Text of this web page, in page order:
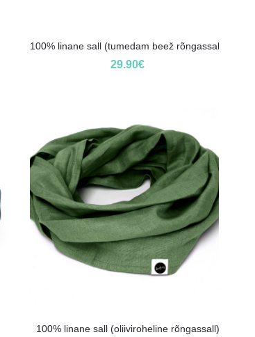
100% linane sall (tumedam beež rõngassall)
29.90€
100% linane sall (oliiviroheline rõngassall)